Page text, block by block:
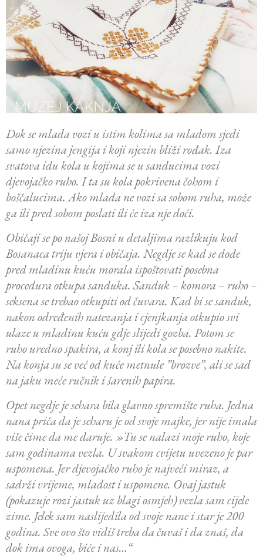
Dok se mlada vozi u istim kolima sa mladom sjedi
samo njezina jengija i koji njezin bliži rođak. Iza
svatova idu kola u kojima se u sanducima vozi
djevojačko ruho. I ta su kola pokrivena čohom i
boščalucima. Ako mlada ne vozi sa sobom ruha, može
ga ili pred sobom poslati ili će iza nje doći.
Običaji se po našoj Bosni u detaljima razlikuju kod
Bosanaca triju vjera i običaja. Negdje se kad se dođe
pred mladinu kuću morala ispoštovati posebna
procedura otkupa sanduka. Sanduk – komora – ruho –
seksena se trebao otkupiti od čuvara. Kad bi se sanduk,
nakon određenih natezanja i cjenjkanja otkupio svi
ulaze u mladinu kuću gdje slijedi gozba. Potom se
ruho uredno spakira, a konj ili kola se posebno nakite.
Na konja su se već od kuće metnule ”brozve”, ali se sad
na jaku meće ručnik i šarenih papira.
Opet negdje je sehara bila glavno spremište ruha. Jedna
nana priča da je seharu je od svoje majke, jer nije imala
više čime da me daruje. »Tu se nalazi moje ruho, koje
sam godinama vezla. U svakom cvijetu uvezeno je par
uspomena. Jer djevojačko ruho je najveći miraz, a
sadrži vrijeme, mladost i uspomene. Ovaj jastuk
(pokazuje rozi jastuk uz blagi osmjeh) vezla sam cijele
zime. Jelek sam naslijedila od svoje nane i star je 200
godina. Sve ovo što vidiš treba da čuvaš i da znaš, da
dok ima ovoga, biće i nas…“